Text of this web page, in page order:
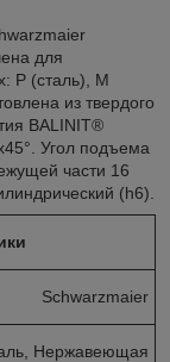
для
P (сталь), M
из твердого
BALINIT®
Угол подъема
части 16
(h6).
Schwarzmaier
Нержавеющая